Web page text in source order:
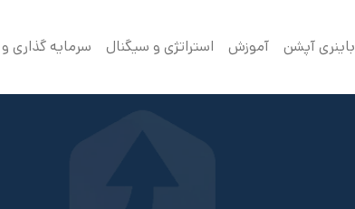
باینری آپشن آموزش استراتژی و سیگنال سرمایه گذاری